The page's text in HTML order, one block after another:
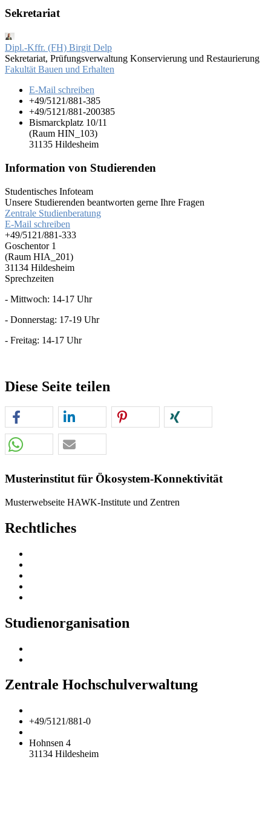
Sekretariat
Dipl.-Kffr. (FH) Birgit Delp
Sekretariat, Prüfungsverwaltung Konservierung und Restaurierung
Fakultät Bauen und Erhalten
E-Mail schreiben
+49/5121/881-385
+49/5121/881-200385
Bismarckplatz 10/11
(Raum HIN_103)
31135 Hildesheim
Information von Studierenden
Studentisches Infoteam
Unsere Studierenden beantworten gerne Ihre Fragen
Zentrale Studienberatung
E-Mail schreiben
+49/5121/881-333
Goschentor 1
(Raum HIA_201)
31134 Hildesheim
Sprechzeiten
- Mittwoch: 14-17 Uhr
- Donnerstag: 17-19 Uhr
- Freitag: 14-17 Uhr
Diese Seite teilen
Musterinstitut für Ökosystem-Konnektivität
Musterwebseite HAWK-Institute und Zentren
Rechtliches
Studienorganisation
Zentrale Hochschulverwaltung
+49/5121/881-0
Hohnsen 4
31134 Hildesheim